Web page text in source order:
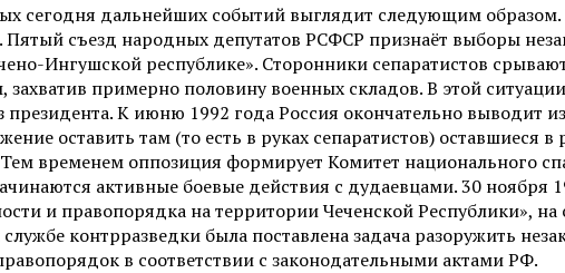
сегодня дальнейших событий выглядит следующим
Пятый съезд народных депутатов РСФСР признаёт выборы
Ингушской республике». Сторонники сепаратистов
примерно половину военных складов. В этой
президента. К июню 1992 года Россия окончательно
оставить там (то есть в руках сепаратистов)
временем оппозиция формирует Комитет национального
активные боевые действия с дудаевцами. 30
и правопорядка на территории Чеченской
контрразведки была поставлена задача разоружить
в соответствии с законодательными актами РФ.